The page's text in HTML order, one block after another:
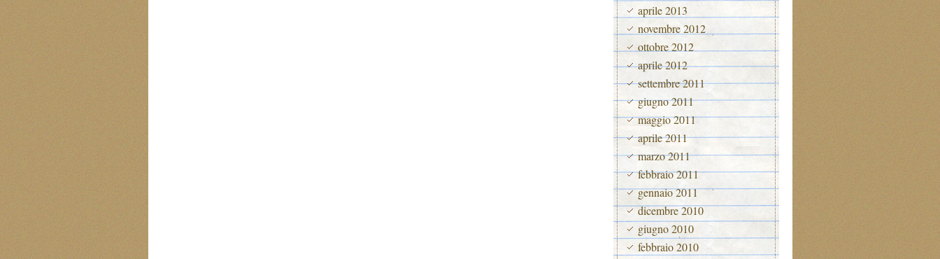
aprile 2013
novembre 2012
ottobre 2012
aprile 2012
settembre 2011
giugno 2011
maggio 2011
aprile 2011
marzo 2011
febbraio 2011
gennaio 2011
dicembre 2010
giugno 2010
febbraio 2010